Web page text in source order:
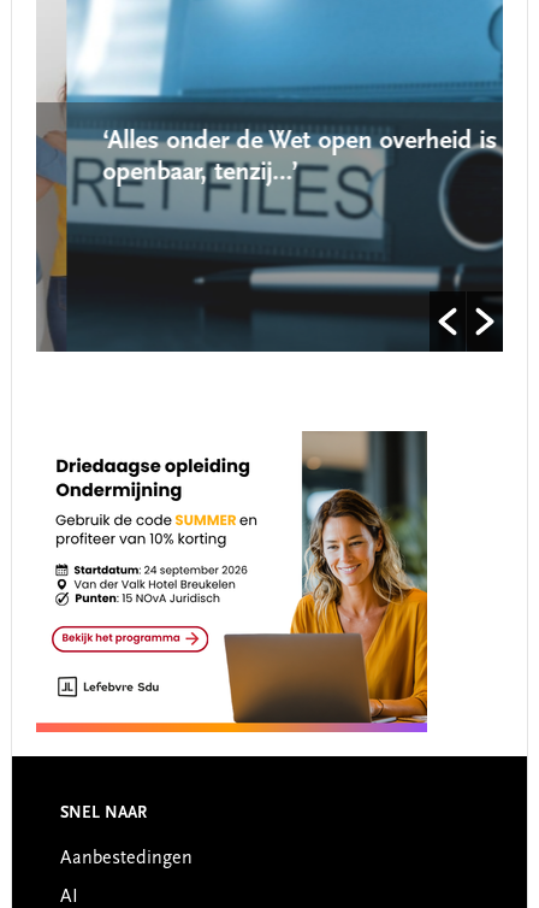
‘Alles onder de Wet open overheid is
openbaar, tenzij…’
Footer
SNEL NAAR
Aanbestedingen
AI